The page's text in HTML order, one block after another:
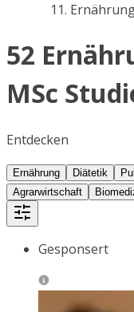
52
MSc
Entdecken
Ernährung Diätetik
Agrarwirtschaft
Gesponsert